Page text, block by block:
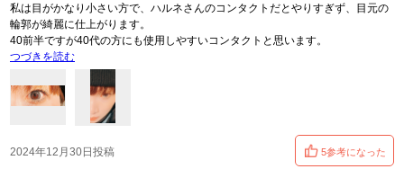
私は目がかなり小さい方で、ハルネさんのコンタクトだとやりすぎず、目元の
輪郭が綺麗に仕上がります。
40前半ですが40代の方にも使用しやすいコンタクトと思います。
つづきを読む
2024年12月30日投稿 5参考になった